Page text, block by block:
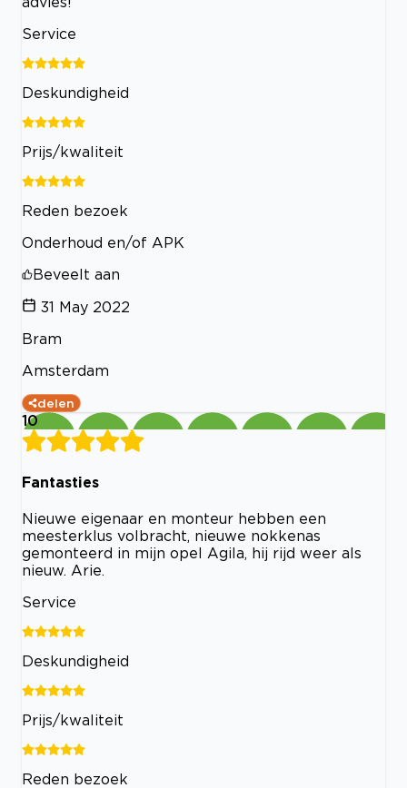
Service
Deskundigheid
Prijs/kwaliteit
Reden bezoek
Onderhoud en/of APK
Beveelt aan
31 May 2022
Bram
Amsterdam
delen
10
Fantasties
Nieuwe eigenaar en monteur hebben een
meesterklus volbracht, nieuwe nokkenas
gemonteerd in mijn opel Agila, hij rijd weer als
nieuw. Arie.
Service
Deskundigheid
Prijs/kwaliteit
Reden bezoek